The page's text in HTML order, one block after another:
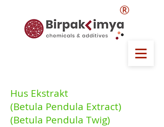
®
Hus Ekstrakt
(Betula Pendula Extract)
(Betula Pendula Twig)